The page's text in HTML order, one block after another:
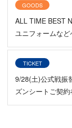
GOODS
ALL TIME BEST
ユニフォームな
TICKET
9/28(土)公式戦振
ズンシートご契